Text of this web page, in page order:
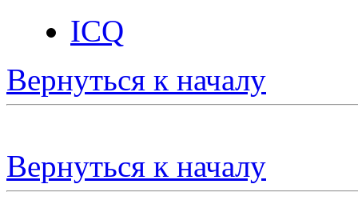
ICQ
Вернуться к началу
Вернуться к началу